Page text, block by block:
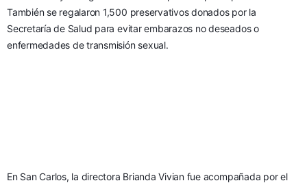
También se regalaron 1,500 preservativos donados por la
Secretaría de Salud para evitar embarazos no deseados o
enfermedades de transmisión sexual.
En San Carlos, la directora Brianda Vivian fue acompañada por el